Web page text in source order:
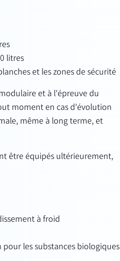
litres
et les zones de sécurité
et à l'épreuve du
moment en cas d'évolution
même à long terme, et
être équipés ultérieurement,
à froid
les substances biologiques